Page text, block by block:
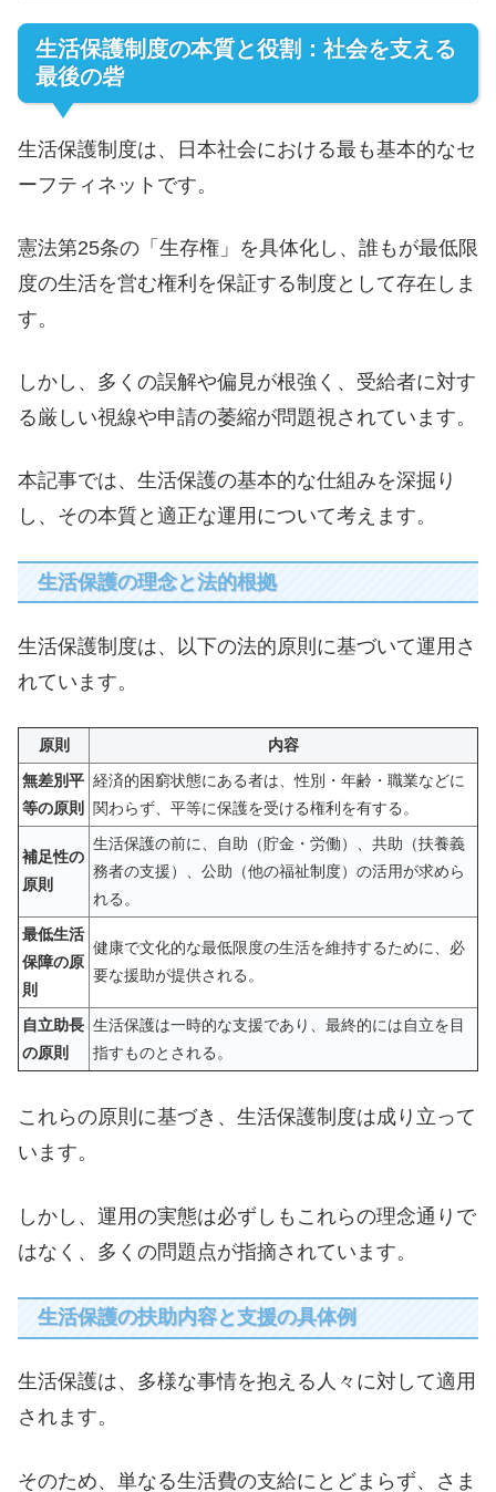
生活保護制度の本質と役割：社会を支える
最後の砦
生活保護制度は、日本社会における最も基本的なセ
ーフティネットです。
憲法第25条の「生存権」を具体化し、誰もが最低限
度の生活を営む権利を保証する制度として存在しま
す。
しかし、多くの誤解や偏見が根強く、受給者に対す
る厳しい視線や申請の萎縮が問題視されています。
本記事では、生活保護の基本的な仕組みを深掘り
し、その本質と適正な運用について考えます。
生活保護の理念と法的根拠
生活保護制度は、以下の法的原則に基づいて運用さ
れています。
原則
内容
無差別平
等の原則
経済的困窮状態にある者は、性別・年齢・職業などに
関わらず、平等に保護を受ける権利を有する。
補足性の
原則
生活保護の前に、自助（貯金・労働）、共助（扶養義
務者の支援）、公助（他の福祉制度）の活用が求めら
れる。
最低生活
保障の原
則
健康で文化的な最低限度の生活を維持するために、必
要な援助が提供される。
自立助長
の原則
生活保護は一時的な支援であり、最終的には自立を目
指すものとされる。
これらの原則に基づき、生活保護制度は成り立って
います。
しかし、運用の実態は必ずしもこれらの理念通りで
はなく、多くの問題点が指摘されています。
生活保護の扶助内容と支援の具体例
生活保護は、多様な事情を抱える人々に対して適用
されます。
そのため、単なる生活費の支給にとどまらず、さま